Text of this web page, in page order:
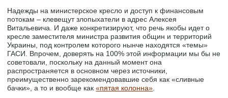
Надежды на министерское кресло и доступ к финансовым
потокам – клевещут злопыхатели в адрес Алексея
Витальевича. И даже конкретизируют, что речь якобы идет о
кресле заместителя министра развития общин и территорий
Украины, под контролем которого нынче находятся «темы»
ГАСИ. Впрочем, доверять на 100% этой информации мы бы не
советовали, поскольку на данный момент она
распространяется в основном через источники,
преимущественно зарекомендовавшие себя как «сливные
бачки», а то и вообще как«пятая колонна»